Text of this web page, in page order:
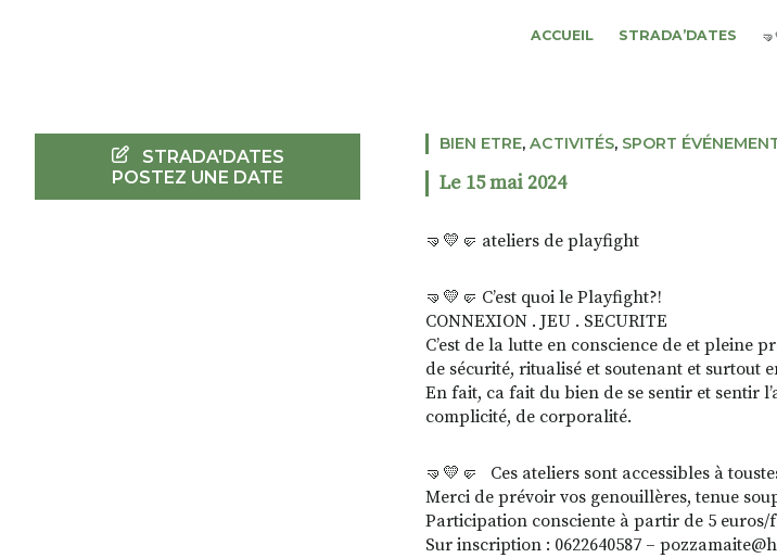
ACCUEIL STRADA’DATES
BIEN ETRE, ACTIVITÉS, SPORT
Le 15 mai 2024
🤜💛🤛 ateliers de playfight
🤜💛🤛 C’est quoi le Playfight?!
CONNEXION . JEU . SECURITE
C’est de la lutte en conscience de et pleine
de sécurité, ritualisé et soutenant et surtout
En fait, ca fait du bien de se sentir et sentir
complicité, de corporalité.
🤜💛🤛 Ces ateliers sont accessibles à
Merci de prévoir vos genouillères, tenue
Participation consciente à partir de 5
Sur inscription : 0622640587 –
STRADA'DATES
POSTEZ UNE DATE